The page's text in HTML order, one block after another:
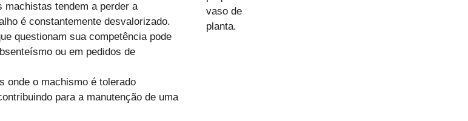
machistas tendem a perder a
é constantemente desvalorizado.
questionam sua competência pode
ou em pedidos de
onde o machismo é tolerado
para a manutenção de uma